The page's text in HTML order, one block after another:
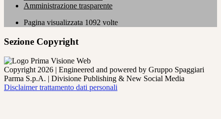
Amministrazione trasparente
Pagina visualizzata 1092 volte
Sezione Copyright
Copyright 2026 | Engineered and powered by Gruppo Spaggiari
Parma S.p.A. | Divisione Publishing & New Social Media
Disclaimer trattamento dati personali